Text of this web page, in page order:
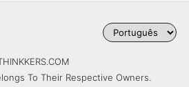
To Their Respective Owners.